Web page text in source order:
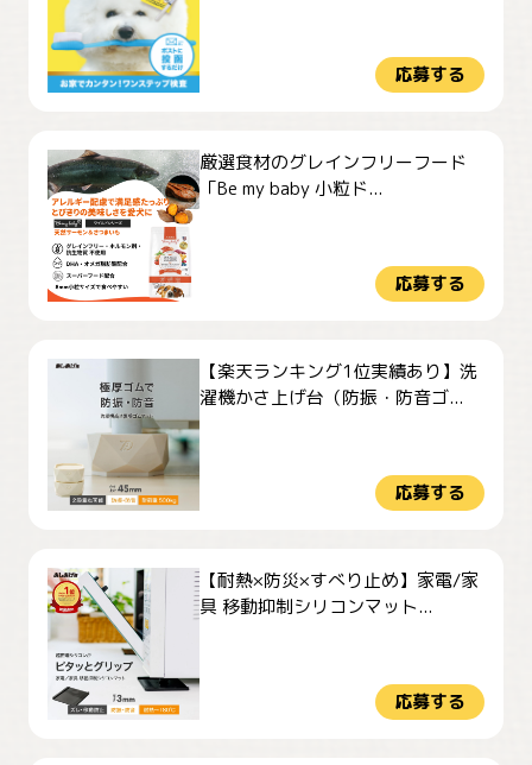
応募する
厳選食材のグレインフリーフード
「Be my baby 小粒ド...
応募する
【楽天ランキング1位実績あり】洗
濯機かさ上げ台（防振・防音ゴ...
応募する
【耐熱×防災×すべり止め】家電/家
具 移動抑制シリコンマット...
応募する